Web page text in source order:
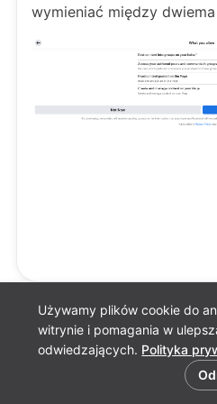
Używamy plików cookie do
witrynie i pomagania w
odwiedzających. Polityka
wymieniać między
Preferencje dotyczące plików